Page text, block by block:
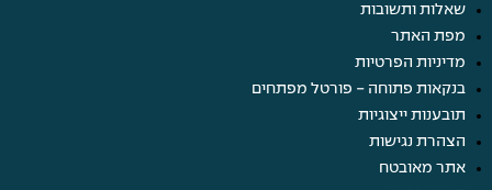
שאלות ותשובות
מפת האתר
מדיניות הפרטיות
בנקאות פתוחה - פורטל מפתחים
תובענות ייצוגיות
הצהרת נגישות
אתר מאובטח